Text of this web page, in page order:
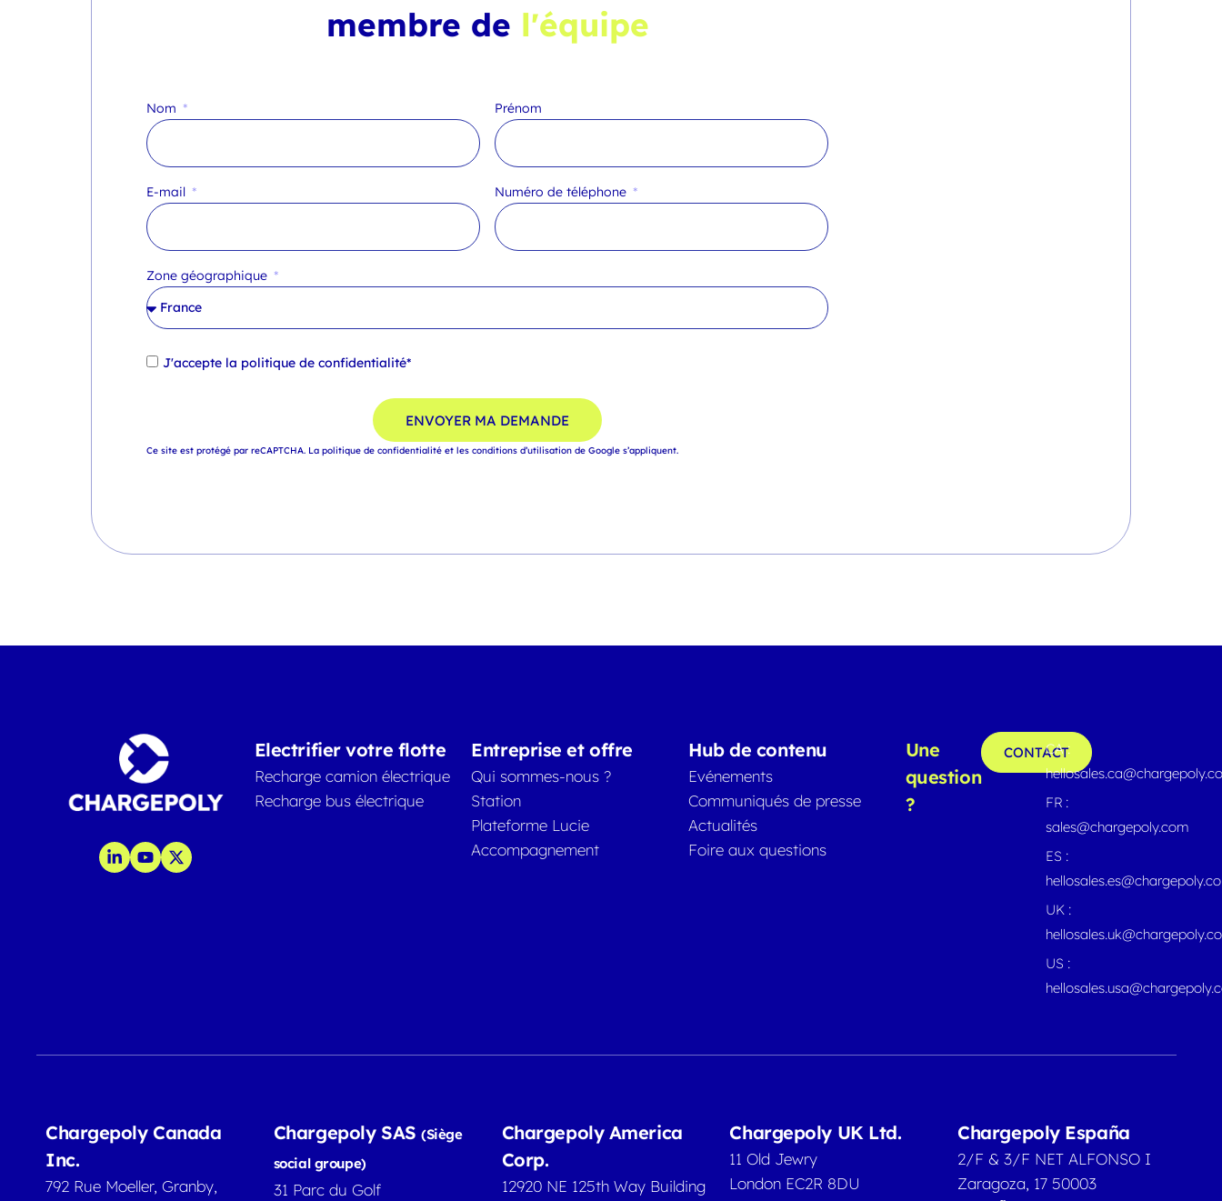
membre de l'équipe
Nom Prénom
E-mail Numéro de téléphone
Zone géographique
J'accepte la politique de confidentialité*
ENVOYER MA DEMANDE
Ce site est protégé par reCAPTCHA. La politique de confidentialité et les conditions d’utilisation de Google s’appliquent.
Electrifier votre flotte
Recharge camion électrique
Recharge bus électrique
Entreprise et offre
Qui sommes-nous ?
Station
Plateforme Lucie
Accompagnement
Hub de contenu
Evénements
Communiqués de presse
Actualités
Foire aux questions
Une
question
?
CONTACT
CA :
FR :
sales@chargepoly.com
ES :
UK :
US :
Chargepoly Canada
Inc.
792 Rue Moeller, Granby,
Chargepoly SAS(Siège
social groupe)
31 Parc du Golf
Chargepoly America
Corp.
12920 NE 125th Way Building
Chargepoly UK Ltd.
11 Old Jewry
London EC2R 8DU
Chargepoly España
2/F & 3/F NET ALFONSO I
Zaragoza, 17 50003